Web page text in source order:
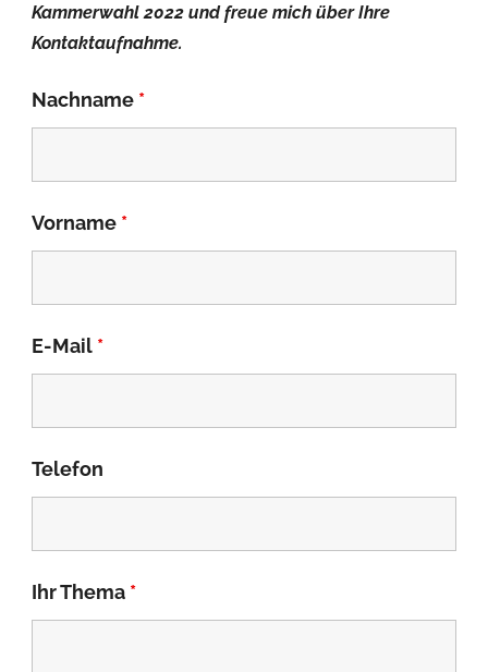
Kammerwahl 2022 und freue mich über Ihre
Kontaktaufnahme.
Nachname *
Vorname *
E-Mail *
Telefon
Ihr Thema *